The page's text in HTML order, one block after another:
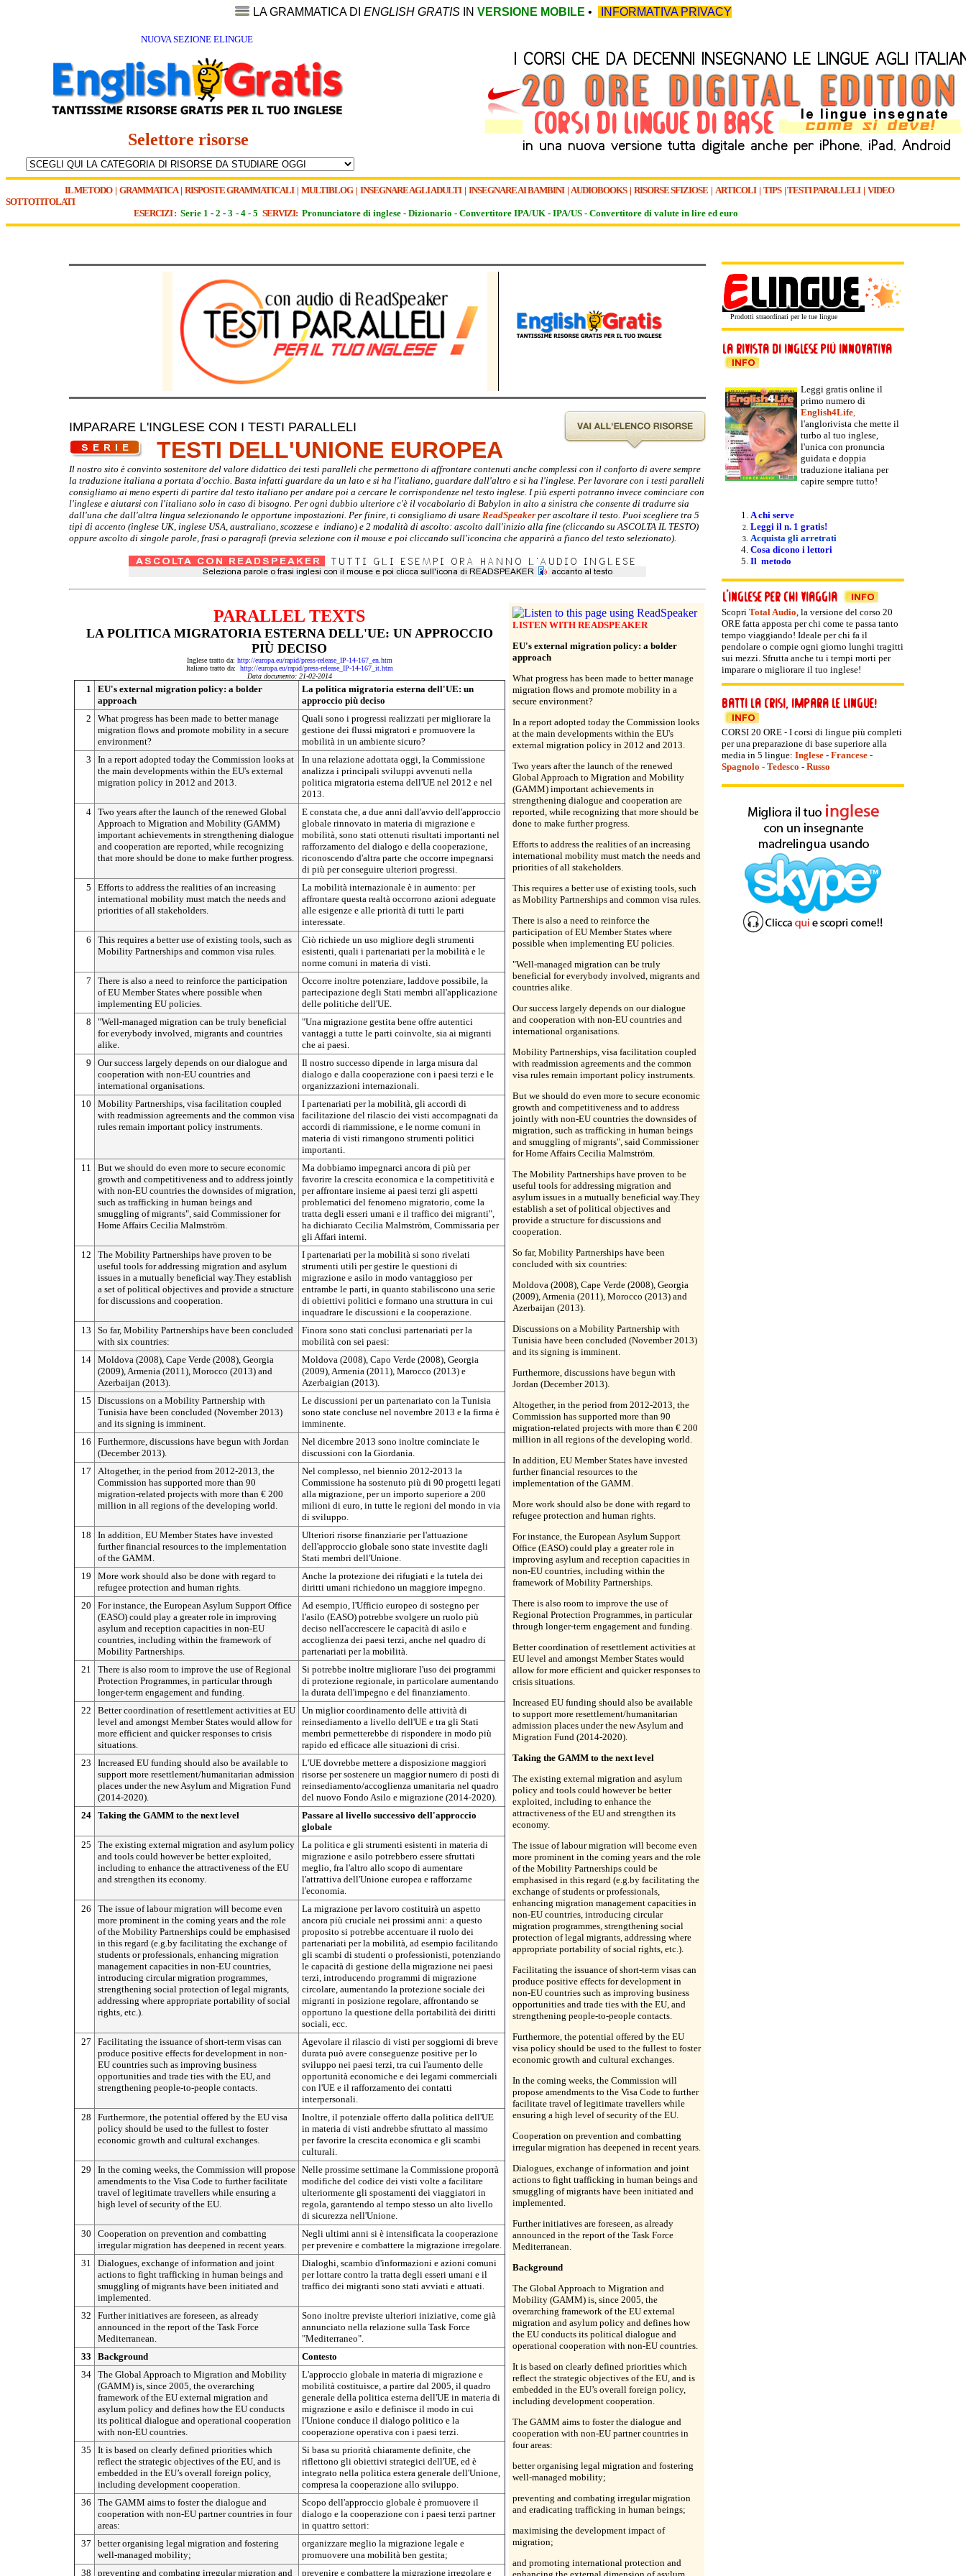
LA GRAMMATICA DI ENGLISH GRATIS IN VERSIONE MOBILE • INFORMATIVA PRIVACY
NUOVA SEZIONE ELINGUE
Selettore risorse
IL METODO| GRAMMATICA| RISPOSTE GRAMMATICALI| MULTIBLOG| INSEGNARE AGLI ADULTI | INSEGNARE AI BAMBINI| AUDIOBOOKS| RISORSE SFIZIOSE | ARTICOLI| TIPS|TESTI PARALLELI| VIDEO
SOTTOTITOLATI
ESERCIZI : Serie 1 - 2 - 3 - 4 - 5 SERVIZI: Pronunciatore di inglese - Dizionario - Convertitore IPA/UK - IPA/US - Convertitore di valute in lire ed euro
IMPARARE L'INGLESE CON I TESTI PARALLELI
TESTI DELL'UNIONE EUROPEA
Il nostro sito è convinto sostenitore del valore didattico dei testi paralleli che permettono di affrontare contenuti anche complessi con il conforto di avere sempre
la traduzione italiana a portata d'occhio. Basta infatti guardare da un lato e si ha l'italiano, guardare dall'altro e si ha l'inglese. Per lavorare con i testi paralleli
consigliamo ai meno esperti di partire dal testo italiano per andare poi a cercare le corrispondenze nel testo inglese. I più esperti potranno invece cominciare con
l'inglese e aiutarsi con l'italiano solo in caso di bisogno. Per ogni dubbio ulteriore c'è il vocabolario di Babylon in alto a sinistra che consente di tradurre sia
dall'una che dall'altra lingua selezionando le opportune impostazioni. Per finire, ti consigliamo di usare ReadSpeakerper ascoltare il testo. Puoi scegliere tra 5
tipi di accento (inglese UK, inglese USA, australiano, scozzese e indiano) e 2 modalità di ascolto: ascolto dall'inizio alla fine (cliccando su ASCOLTA IL TESTO)
oppure ascolto di singole parole, frasi o paragrafi (previa selezione con il mouse e poi cliccando sull'iconcina che apparirà a fianco del testo selezionato).
PARALLEL TEXTS
LA POLITICA MIGRATORIA ESTERNA DELL'UE: UN APPROCCIO
PIÙ DECISO
Inglese tratto da: http://europa.eu/rapid/press-release_IP-14-167_en.htm
Italiano tratto da: http://europa.eu/rapid/press-release_IP-14-167_it.htm
Data documento: 21-02-2014
1
EU's external migration policy: a bolder
approach
La politica migratoria esterna dell'UE: un
approccio più deciso
2
What progress has been made to better manage
migration flows and promote mobility in a secure
environment?
Quali sono i progressi realizzati per migliorare la
gestione dei flussi migratori e promuovere la
mobilità in un ambiente sicuro?
3
In a report adopted today the Commission looks at
the main developments within the EU's external
migration policy in 2012 and 2013.
In una relazione adottata oggi, la Commissione
analizza i principali sviluppi avvenuti nella
politica migratoria esterna dell'UE nel 2012 e nel
2013.
4
Two years after the launch of the renewed Global
Approach to Migration and Mobility (GAMM)
important achievements in strengthening dialogue
and cooperation are reported, while recognizing
that more should be done to make further progress.
E constata che, a due anni dall'avvio dell'approccio
globale rinnovato in materia di migrazione e
mobilità, sono stati ottenuti risultati importanti nel
rafforzamento del dialogo e della cooperazione,
riconoscendo d'altra parte che occorre impegnarsi
di più per conseguire ulteriori progressi.
5
Efforts to address the realities of an increasing
international mobility must match the needs and
priorities of all stakeholders.
La mobilità internazionale è in aumento: per
affrontare questa realtà occorrono azioni adeguate
alle esigenze e alle priorità di tutti le parti
interessate.
6
This requires a better use of existing tools, such as
Mobility Partnerships and common visa rules.
Ciò richiede un uso migliore degli strumenti
esistenti, quali i partenariati per la mobilità e le
norme comuni in materia di visti.
7
There is also a need to reinforce the participation
of EU Member States where possible when
implementing EU policies.
Occorre inoltre potenziare, laddove possibile, la
partecipazione degli Stati membri all'applicazione
delle politiche dell'UE.
8
"Well-managed migration can be truly beneficial
for everybody involved, migrants and countries
alike.
"Una migrazione gestita bene offre autentici
vantaggi a tutte le parti coinvolte, sia ai migranti
che ai paesi.
9
Our success largely depends on our dialogue and
cooperation with non-EU countries and
international organisations.
Il nostro successo dipende in larga misura dal
dialogo e dalla cooperazione con i paesi terzi e le
organizzazioni internazionali.
10
Mobility Partnerships, visa facilitation coupled
with readmission agreements and the common visa
rules remain important policy instruments.
I partenariati per la mobilità, gli accordi di
facilitazione del rilascio dei visti accompagnati da
accordi di riammissione, e le norme comuni in
materia di visti rimangono strumenti politici
importanti.
11
But we should do even more to secure economic
growth and competitiveness and to address jointly
with non-EU countries the downsides of migration,
such as trafficking in human beings and
smuggling of migrants", said Commissioner for
Home Affairs Cecilia Malmström.
Ma dobbiamo impegnarci ancora di più per
favorire la crescita economica e la competitività e
per affrontare insieme ai paesi terzi gli aspetti
problematici del fenomeno migratorio, come la
tratta degli esseri umani e il traffico dei migranti",
ha dichiarato Cecilia Malmström, Commissaria per
gli Affari interni.
12
The Mobility Partnerships have proven to be
useful tools for addressing migration and asylum
issues in a mutually beneficial way.They establish
a set of political objectives and provide a structure
for discussions and cooperation.
I partenariati per la mobilità si sono rivelati
strumenti utili per gestire le questioni di
migrazione e asilo in modo vantaggioso per
entrambe le parti, in quanto stabiliscono una serie
di obiettivi politici e formano una struttura in cui
inquadrare le discussioni e la cooperazione.
13
So far, Mobility Partnerships have been concluded
with six countries:
Finora sono stati conclusi partenariati per la
mobilità con sei paesi:
14
Moldova (2008), Cape Verde (2008), Georgia
(2009), Armenia (2011), Morocco (2013) and
Azerbaijan (2013).
Moldova (2008), Capo Verde (2008), Georgia
(2009), Armenia (2011), Marocco (2013) e
Azerbaigian (2013).
15
Discussions on a Mobility Partnership with
Tunisia have been concluded (November 2013)
and its signing is imminent.
Le discussioni per un partenariato con la Tunisia
sono state concluse nel novembre 2013 e la firma è
imminente.
16
Furthermore, discussions have begun with Jordan
(December 2013).
Nel dicembre 2013 sono inoltre cominciate le
discussioni con la Giordania.
17
Altogether, in the period from 2012-2013, the
Commission has supported more than 90
migration-related projects with more than € 200
million in all regions of the developing world.
Nel complesso, nel biennio 2012-2013 la
Commissione ha sostenuto più di 90 progetti legati
alla migrazione, per un importo superiore a 200
milioni di euro, in tutte le regioni del mondo in via
di sviluppo.
18
In addition, EU Member States have invested
further financial resources to the implementation
of the GAMM.
Ulteriori risorse finanziarie per l'attuazione
dell'approccio globale sono state investite dagli
Stati membri dell'Unione.
19
More work should also be done with regard to
refugee protection and human rights.
Anche la protezione dei rifugiati e la tutela dei
diritti umani richiedono un maggiore impegno.
20
For instance, the European Asylum Support Office
(EASO) could play a greater role in improving
asylum and reception capacities in non-EU
countries, including within the framework of
Mobility Partnerships.
Ad esempio, l'Ufficio europeo di sostegno per
l'asilo (EASO) potrebbe svolgere un ruolo più
deciso nell'accrescere le capacità di asilo e
accoglienza dei paesi terzi, anche nel quadro di
partenariati per la mobilità.
21
There is also room to improve the use of Regional
Protection Programmes, in particular through
longer-term engagement and funding.
Si potrebbe inoltre migliorare l'uso dei programmi
di protezione regionale, in particolare aumentando
la durata dell'impegno e del finanziamento.
22
Better coordination of resettlement activities at EU
level and amongst Member States would allow for
more efficient and quicker responses to crisis
situations.
Un miglior coordinamento delle attività di
reinsediamento a livello dell'UE e tra gli Stati
membri permetterebbe di rispondere in modo più
rapido ed efficace alle situazioni di crisi.
23
Increased EU funding should also be available to
support more resettlement/humanitarian admission
places under the new Asylum and Migration Fund
(2014-2020).
L'UE dovrebbe mettere a disposizione maggiori
risorse per sostenere un maggior numero di posti di
reinsediamento/accoglienza umanitaria nel quadro
del nuovo Fondo Asilo e migrazione (2014-2020).
24
Taking the GAMM to the next level
Passare al livello successivo dell'approccio
globale
25
The existing external migration and asylum policy
and tools could however be better exploited,
including to enhance the attractiveness of the EU
and strengthen its economy.
La politica e gli strumenti esistenti in materia di
migrazione e asilo potrebbero essere sfruttati
meglio, fra l'altro allo scopo di aumentare
l'attrattiva dell'Unione europea e rafforzarne
l'economia.
26
The issue of labour migration will become even
more prominent in the coming years and the role
of the Mobility Partnerships could be emphasised
in this regard (e.g.by facilitating the exchange of
students or professionals, enhancing migration
management capacities in non-EU countries,
introducing circular migration programmes,
strengthening social protection of legal migrants,
addressing where appropriate portability of social
rights, etc.).
La migrazione per lavoro costituirà un aspetto
ancora più cruciale nei prossimi anni: a questo
proposito si potrebbe accentuare il ruolo dei
partenariati per la mobilità, ad esempio facilitando
gli scambi di studenti o professionisti, potenziando
le capacità di gestione della migrazione nei paesi
terzi, introducendo programmi di migrazione
circolare, aumentando la protezione sociale dei
migranti in posizione regolare, affrontando se
opportuno la questione della portabilità dei diritti
sociali, ecc.
27
Facilitating the issuance of short-term visas can
produce positive effects for development in non-
EU countries such as improving business
opportunities and trade ties with the EU, and
strengthening people-to-people contacts.
Agevolare il rilascio di visti per soggiorni di breve
durata può avere conseguenze positive per lo
sviluppo nei paesi terzi, tra cui l'aumento delle
opportunità economiche e dei legami commerciali
con l'UE e il rafforzamento dei contatti
interpersonali.
28
Furthermore, the potential offered by the EU visa
policy should be used to the fullest to foster
economic growth and cultural exchanges.
Inoltre, il potenziale offerto dalla politica dell'UE
in materia di visti andrebbe sfruttato al massimo
per favorire la crescita economica e gli scambi
culturali.
29
In the coming weeks, the Commission will propose
amendments to the Visa Code to further facilitate
travel of legitimate travellers while ensuring a
high level of security of the EU.
Nelle prossime settimane la Commissione proporrà
modifiche del codice dei visti volte a facilitare
ulteriormente gli spostamenti dei viaggiatori in
regola, garantendo al tempo stesso un alto livello
di sicurezza nell'Unione.
30
Cooperation on prevention and combatting
irregular migration has deepened in recent years.
Negli ultimi anni si è intensificata la cooperazione
per prevenire e combattere la migrazione irregolare.
31
Dialogues, exchange of information and joint
actions to fight trafficking in human beings and
smuggling of migrants have been initiated and
implemented.
Dialoghi, scambio d'informazioni e azioni comuni
per lottare contro la tratta degli esseri umani e il
traffico dei migranti sono stati avviati e attuati.
32
Further initiatives are foreseen, as already
announced in the report of the Task Force
Mediterranean.
Sono inoltre previste ulteriori iniziative, come già
annunciato nella relazione sulla Task Force
"Mediterraneo".
33
Background
Contesto
34
The Global Approach to Migration and Mobility
(GAMM) is, since 2005, the overarching
framework of the EU external migration and
asylum policy and defines how the EU conducts
its political dialogue and operational cooperation
with non-EU countries.
L'approccio globale in materia di migrazione e
mobilità costituisce, a partire dal 2005, il quadro
generale della politica esterna dell'UE in materia di
migrazione e asilo e definisce il modo in cui
l'Unione conduce il dialogo politico e la
cooperazione operativa con i paesi terzi.
35
It is based on clearly defined priorities which
reflect the strategic objectives of the EU, and is
embedded in the EU’s overall foreign policy,
including development cooperation.
Si basa su priorità chiaramente definite, che
riflettono gli obiettivi strategici dell'UE, ed è
integrato nella politica estera generale dell'Unione,
compresa la cooperazione allo sviluppo.
36
The GAMM aims to foster the dialogue and
cooperation with non-EU partner countries in four
areas:
Scopo dell'approccio globale è promuovere il
dialogo e la cooperazione con i paesi terzi partner
in quattro settori:
37
better organising legal migration and fostering
well-managed mobility;
organizzare meglio la migrazione legale e
promuovere una mobilità ben gestita;
38
preventing and combating irregular migration and prevenire e combattere la migrazione irregolare e
LISTEN WITH READSPEAKER
EU's external migration policy: a bolder
approach
What progress has been made to better manage
migration flows and promote mobility in a
secure environment?
In a report adopted today the Commission looks
at the main developments within the EU's
external migration policy in 2012 and 2013.
Two years after the launch of the renewed
Global Approach to Migration and Mobility
(GAMM) important achievements in
strengthening dialogue and cooperation are
reported, while recognizing that more should be
done to make further progress.
Efforts to address the realities of an increasing
international mobility must match the needs and
priorities of all stakeholders.
This requires a better use of existing tools, such
as Mobility Partnerships and common visa rules.
There is also a need to reinforce the
participation of EU Member States where
possible when implementing EU policies.
"Well-managed migration can be truly
beneficial for everybody involved, migrants and
countries alike.
Our success largely depends on our dialogue
and cooperation with non-EU countries and
international organisations.
Mobility Partnerships, visa facilitation coupled
with readmission agreements and the common
visa rules remain important policy instruments.
But we should do even more to secure economic
growth and competitiveness and to address
jointly with non-EU countries the downsides of
migration, such as trafficking in human beings
and smuggling of migrants", said Commissioner
for Home Affairs Cecilia Malmström.
The Mobility Partnerships have proven to be
useful tools for addressing migration and
asylum issues in a mutually beneficial way.They
establish a set of political objectives and
provide a structure for discussions and
cooperation.
So far, Mobility Partnerships have been
concluded with six countries:
Moldova (2008), Cape Verde (2008), Georgia
(2009), Armenia (2011), Morocco (2013) and
Azerbaijan (2013).
Discussions on a Mobility Partnership with
Tunisia have been concluded (November 2013)
and its signing is imminent.
Furthermore, discussions have begun with
Jordan (December 2013).
Altogether, in the period from 2012-2013, the
Commission has supported more than 90
migration-related projects with more than € 200
million in all regions of the developing world.
In addition, EU Member States have invested
further financial resources to the
implementation of the GAMM.
More work should also be done with regard to
refugee protection and human rights.
For instance, the European Asylum Support
Office (EASO) could play a greater role in
improving asylum and reception capacities in
non-EU countries, including within the
framework of Mobility Partnerships.
There is also room to improve the use of
Regional Protection Programmes, in particular
through longer-term engagement and funding.
Better coordination of resettlement activities at
EU level and amongst Member States would
allow for more efficient and quicker responses to
crisis situations.
Increased EU funding should also be available
to support more resettlement/humanitarian
admission places under the new Asylum and
Migration Fund (2014-2020).
Taking the GAMM to the next level
The existing external migration and asylum
policy and tools could however be better
exploited, including to enhance the
attractiveness of the EU and strengthen its
economy.
The issue of labour migration will become even
more prominent in the coming years and the role
of the Mobility Partnerships could be
emphasised in this regard (e.g.by facilitating the
exchange of students or professionals,
enhancing migration management capacities in
non-EU countries, introducing circular
migration programmes, strengthening social
protection of legal migrants, addressing where
appropriate portability of social rights, etc.).
Facilitating the issuance of short-term visas can
produce positive effects for development in
non-EU countries such as improving business
opportunities and trade ties with the EU, and
strengthening people-to-people contacts.
Furthermore, the potential offered by the EU
visa policy should be used to the fullest to foster
economic growth and cultural exchanges.
In the coming weeks, the Commission will
propose amendments to the Visa Code to further
facilitate travel of legitimate travellers while
ensuring a high level of security of the EU.
Cooperation on prevention and combatting
irregular migration has deepened in recent years.
Dialogues, exchange of information and joint
actions to fight trafficking in human beings and
smuggling of migrants have been initiated and
implemented.
Further initiatives are foreseen, as already
announced in the report of the Task Force
Mediterranean.
Background
The Global Approach to Migration and
Mobility (GAMM) is, since 2005, the
overarching framework of the EU external
migration and asylum policy and defines how
the EU conducts its political dialogue and
operational cooperation with non-EU countries.
It is based on clearly defined priorities which
reflect the strategic objectives of the EU, and is
embedded in the EU’s overall foreign policy,
including development cooperation.
The GAMM aims to foster the dialogue and
cooperation with non-EU partner countries in
four areas:
better organising legal migration and fostering
well-managed mobility;
preventing and combating irregular migration
and eradicating trafficking in human beings;
maximising the development impact of
migration;
and promoting international protection and
Prodotti straordinari per le tue lingue
Leggi gratis online il
primo numero di
English4Life,
l'anglorivista che mette il
turbo al tuo inglese,
l'unica con pronuncia
guidata e doppia
traduzione italiana per
capire sempre tutto!
A chi serve
Leggi il n. 1 gratis!
Acquista gli arretrati
Cosa dicono i lettori
Il metodo
Scopri Total Audio , la versione del corso 20
ORE fatta apposta per chi come te passa tanto
tempo viaggiando! Ideale per chi fa il
pendolare o compie ogni giorno lunghi tragitti
sui mezzi. Sfrutta anche tu i tempi morti per
imparare o migliorare il tuo inglese!
CORSI 20 ORE - I corsi di lingue più completi
per una preparazione di base superiore alla
media in 5 lingue: Inglese- Francese-
Spagnolo - Tedesco - Russo